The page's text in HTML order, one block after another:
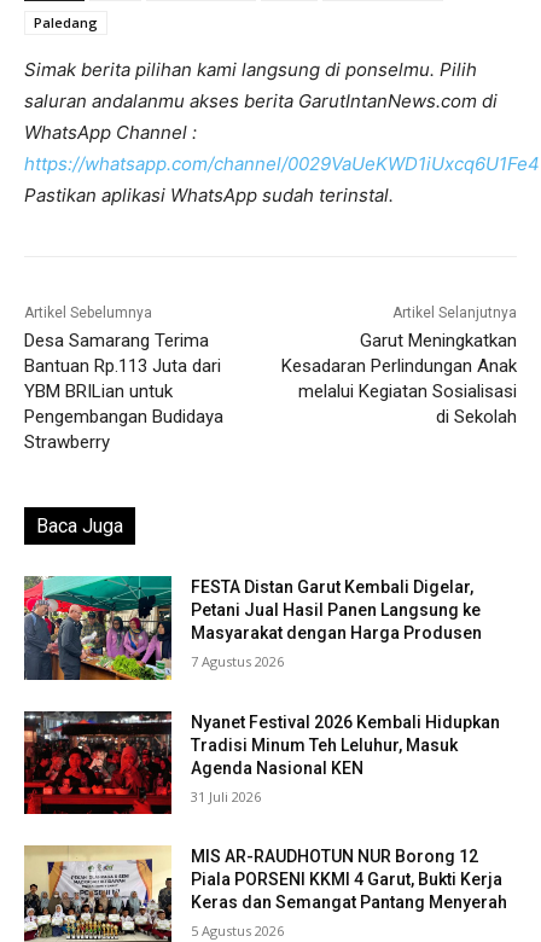
Paledang
Simak berita pilihan kami langsung di ponselmu. Pilih
saluran andalanmu akses berita GarutIntanNews.com di
WhatsApp Channel :
https://whatsapp.com/channel/
Pastikan aplikasi WhatsApp sudah terinstal.
Artikel Sebelumnya
Desa Samarang Terima
Bantuan Rp.113 Juta dari
YBM BRILian untuk
Pengembangan Budidaya
Strawberry
Artikel Selanjutnya
Garut Meningkatkan
Kesadaran Perlindungan Anak
melalui Kegiatan Sosialisasi
di Sekolah
Baca Juga
FESTA Distan Garut Kembali Digelar,
Petani Jual Hasil Panen Langsung ke
Masyarakat dengan Harga Produsen
7 Agustus 2026
Nyanet Festival 2026 Kembali Hidupkan
Tradisi Minum Teh Leluhur, Masuk
Agenda Nasional KEN
31 Juli 2026
MIS AR-RAUDHOTUN NUR Borong 12
Piala PORSENI KKMI 4 Garut, Bukti Kerja
Keras dan Semangat Pantang Menyerah
5 Agustus 2026